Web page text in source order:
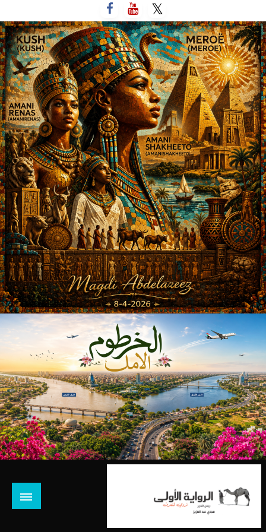
إلى
المحتوى